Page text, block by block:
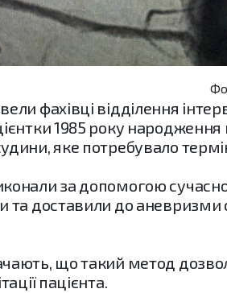
фахівці відділення
1985 року народження
яке потребувало
за допомогою
та доставили до аневризми
що такий метод
пацієнта.